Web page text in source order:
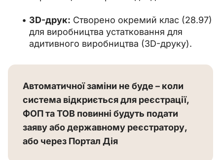
3D-друк: Створено окремий клас (28.97)
для виробництва устатковання для
адитивного виробництва (3D-друку).
Автоматичної заміни не буде – коли
система відкриється для реєстрації,
ФОП та ТОВ повинні будуть подати
заяву або державному реєстратору,
або через Портал Дія